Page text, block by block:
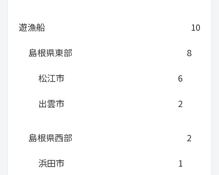
遊漁船
10
島根県東部
8
松江市
6
出雲市
2
島根県西部
2
浜田市
1